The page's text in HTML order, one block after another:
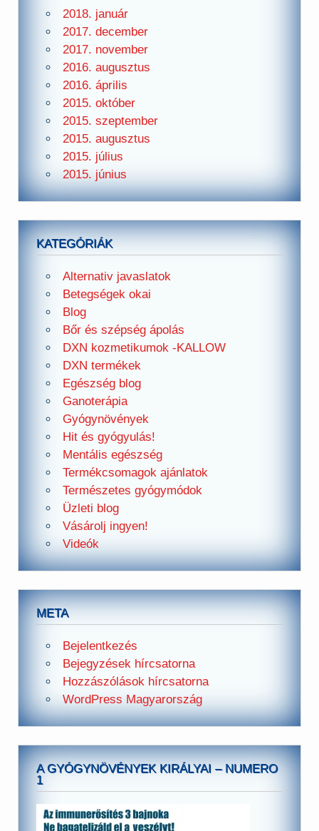
2018. január
2017. december
2017. november
2016. augusztus
2016. április
2015. október
2015. szeptember
2015. augusztus
2015. július
2015. június
KATEGÓRIÁK
Alternativ javaslatok
Betegségek okai
Blog
Bőr és szépség ápolás
DXN kozmetikumok -KALLOW
DXN termékek
Egészség blog
Ganoterápia
Gyógynövények
Hit és gyógyulás!
Mentális egészség
Termékcsomagok ajánlatok
Természetes gyógymódok
Üzleti blog
Vásárolj ingyen!
Videók
META
Bejelentkezés
Bejegyzések hírcsatorna
Hozzászólások hírcsatorna
WordPress Magyarország
A GYÓGYNÖVÉNYEK KIRÁLYAI – NUMERO
1